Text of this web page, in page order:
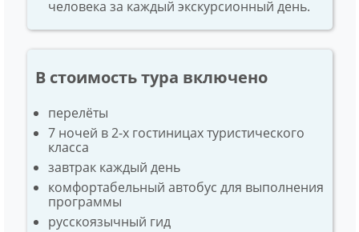
человека за каждый экскурсионный день.
В стоимость тура включено
перелёты
7 ночей в 2-х гостиницах туристического
класса
завтрак каждый день
комфортабельный автобус для выполнения
программы
русскоязычный гид